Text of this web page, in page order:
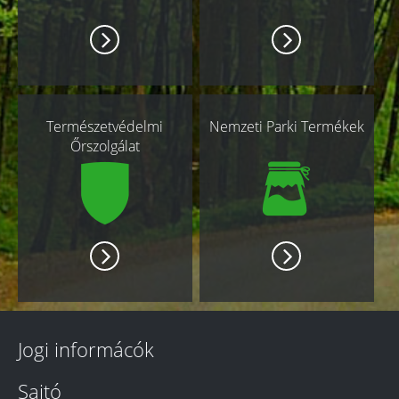
Természetvédelmi
Őrszolgálat
Nemzeti Parki Termékek
Jogi informácók
Sajtó